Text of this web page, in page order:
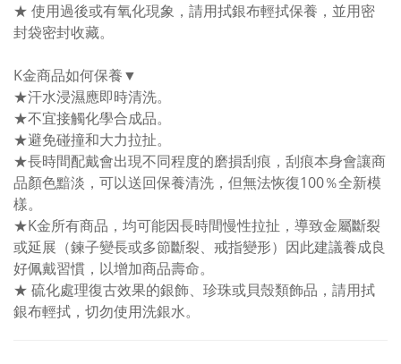
★ 使用過後或有氧化現象，請用拭銀布輕拭保養，並用密
封袋密封收藏。
K金商品如何保養▼
★汗水浸濕應即時清洗。
★不宜接觸化學合成品。
★避免碰撞和大力拉扯。
★長時間配戴會出現不同程度的磨損刮痕，刮痕本身會讓商
品顏色黯淡，可以送回保養清洗，但無法恢復100％全新模
樣。
★K金所有商品，均可能因長時間慢性拉扯，導致金屬斷裂
或延展（鍊子變長或多節斷裂、戒指變形）因此建議養成良
好佩戴習慣，以增加商品壽命。
★ 硫化處理復古效果的銀飾、珍珠或貝殼類飾品，請用拭
銀布輕拭，切勿使用洗銀水。